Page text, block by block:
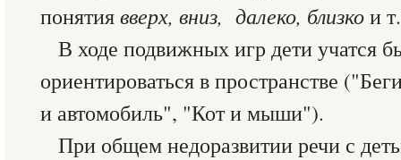
понятиявверх, вниз, далеко, близкои
В ходе подвижных игр дети учатся
ориентироваться в пространстве
и автомобиль", "Кот и мыши").
При общем недоразвитии речи с